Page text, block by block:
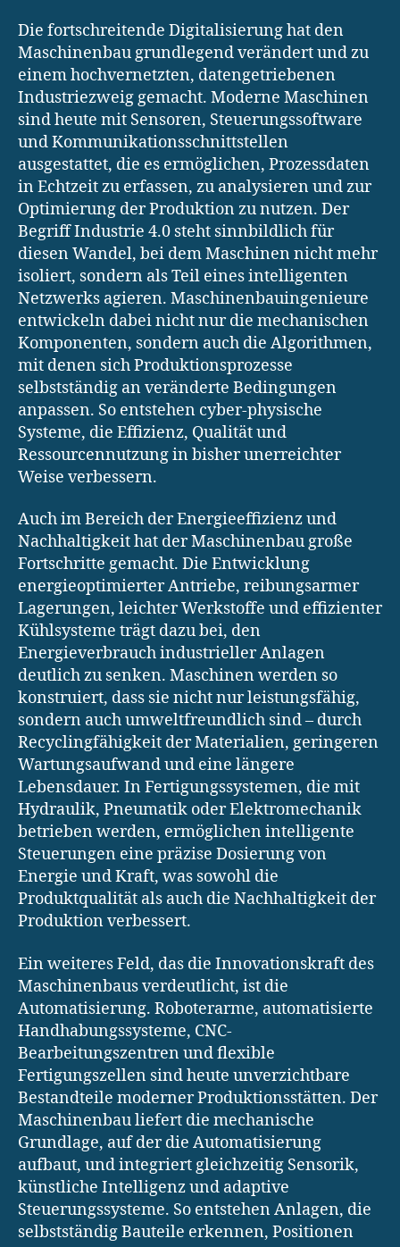
Die fortschreitende Digitalisierung hat den
Maschinenbau grundlegend verändert und zu
einem hochvernetzten, datengetriebenen
Industriezweig gemacht. Moderne Maschinen
sind heute mit Sensoren, Steuerungssoftware
und Kommunikationsschnittstellen
ausgestattet, die es ermöglichen, Prozessdaten
in Echtzeit zu erfassen, zu analysieren und zur
Optimierung der Produktion zu nutzen. Der
Begriff Industrie 4.0 steht sinnbildlich für
diesen Wandel, bei dem Maschinen nicht mehr
isoliert, sondern als Teil eines intelligenten
Netzwerks agieren. Maschinenbauingenieure
entwickeln dabei nicht nur die mechanischen
Komponenten, sondern auch die Algorithmen,
mit denen sich Produktionsprozesse
selbstständig an veränderte Bedingungen
anpassen. So entstehen cyber-physische
Systeme, die Effizienz, Qualität und
Ressourcennutzung in bisher unerreichter
Weise verbessern.
Auch im Bereich der Energieeffizienz und
Nachhaltigkeit hat der Maschinenbau große
Fortschritte gemacht. Die Entwicklung
energieoptimierter Antriebe, reibungsarmer
Lagerungen, leichter Werkstoffe und effizienter
Kühlsysteme trägt dazu bei, den
Energieverbrauch industrieller Anlagen
deutlich zu senken. Maschinen werden so
konstruiert, dass sie nicht nur leistungsfähig,
sondern auch umweltfreundlich sind – durch
Recyclingfähigkeit der Materialien, geringeren
Wartungsaufwand und eine längere
Lebensdauer. In Fertigungssystemen, die mit
Hydraulik, Pneumatik oder Elektromechanik
betrieben werden, ermöglichen intelligente
Steuerungen eine präzise Dosierung von
Energie und Kraft, was sowohl die
Produktqualität als auch die Nachhaltigkeit der
Produktion verbessert.
Ein weiteres Feld, das die Innovationskraft des
Maschinenbaus verdeutlicht, ist die
Automatisierung. Roboterarme, automatisierte
Handhabungssysteme, CNC-
Bearbeitungszentren und flexible
Fertigungszellen sind heute unverzichtbare
Bestandteile moderner Produktionsstätten. Der
Maschinenbau liefert die mechanische
Grundlage, auf der die Automatisierung
aufbaut, und integriert gleichzeitig Sensorik,
künstliche Intelligenz und adaptive
Steuerungssysteme. So entstehen Anlagen, die
selbstständig Bauteile erkennen, Positionen